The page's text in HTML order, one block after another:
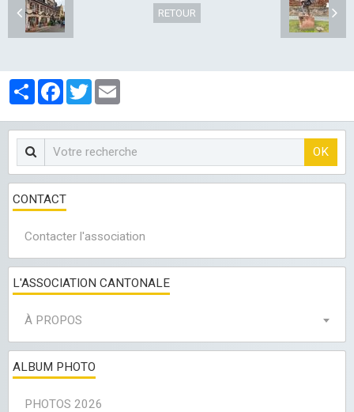
RETOUR
PartagerFacebook
Twitter
OK
CONTACT
Contacter l'association
L'ASSOCIATION CANTONALE
À PROPOS
ALBUM PHOTO
PHOTOS 2026